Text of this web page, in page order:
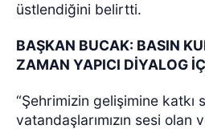
üstlendiğini belirtti.
BAŞKAN BUCAK: BASIN
ZAMAN YAPICI DİYALOG
“Şehrimizin gelişimine katkı
vatandaşlarımızın sesi